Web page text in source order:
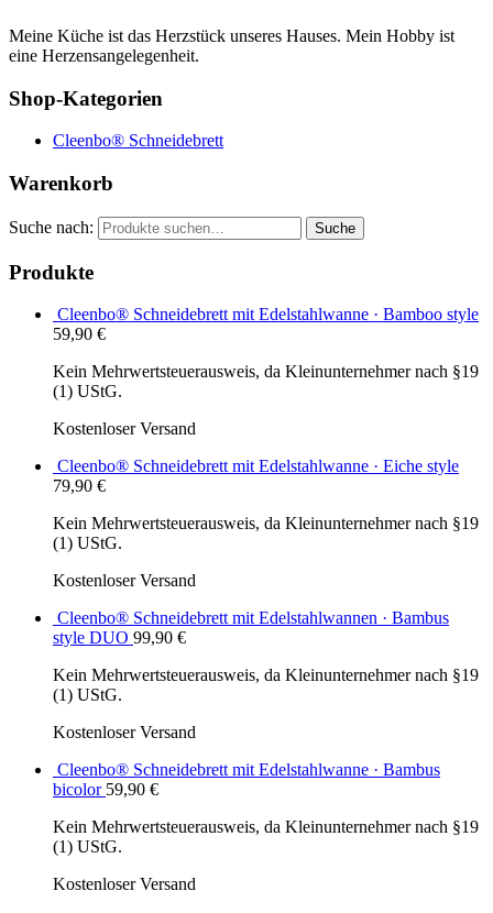
Meine Küche ist das Herzstück unseres Hauses. Mein Hobby ist
eine Herzensangelegenheit.
Shop-Kategorien
Cleenbo® Schneidebrett
Warenkorb
Suche nach: Suche
Produkte
Cleenbo® Schneidebrett mit Edelstahlwanne · Bamboo style
59,90 €
Kein Mehrwertsteuerausweis, da Kleinunternehmer nach §19
(1) UStG.
Kostenloser Versand
Cleenbo® Schneidebrett mit Edelstahlwanne · Eiche style
79,90 €
Kein Mehrwertsteuerausweis, da Kleinunternehmer nach §19
(1) UStG.
Kostenloser Versand
Cleenbo® Schneidebrett mit Edelstahlwannen · Bambus
style DUO 99,90 €
Kein Mehrwertsteuerausweis, da Kleinunternehmer nach §19
(1) UStG.
Kostenloser Versand
Cleenbo® Schneidebrett mit Edelstahlwanne · Bambus
bicolor 59,90 €
Kein Mehrwertsteuerausweis, da Kleinunternehmer nach §19
(1) UStG.
Kostenloser Versand